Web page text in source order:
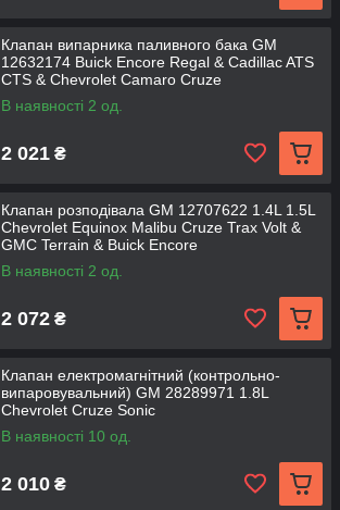
Клапан випарника паливного бака GM
12632174 Buick Encore Regal & Cadillac ATS
CTS & Chevrolet Camaro Cruze
В наявності 2 од.
2 021 ₴
Клапан розподівала GM 12707622 1.4L 1.5L
Chevrolet Equinox Malibu Cruze Trax Volt &
GMC Terrain & Buick Encore
В наявності 2 од.
2 072 ₴
Клапан електромагнітний (контрольно-
випаровувальний) GM 28289971 1.8L
Chevrolet Cruze Sonic
В наявності 10 од.
2 010 ₴